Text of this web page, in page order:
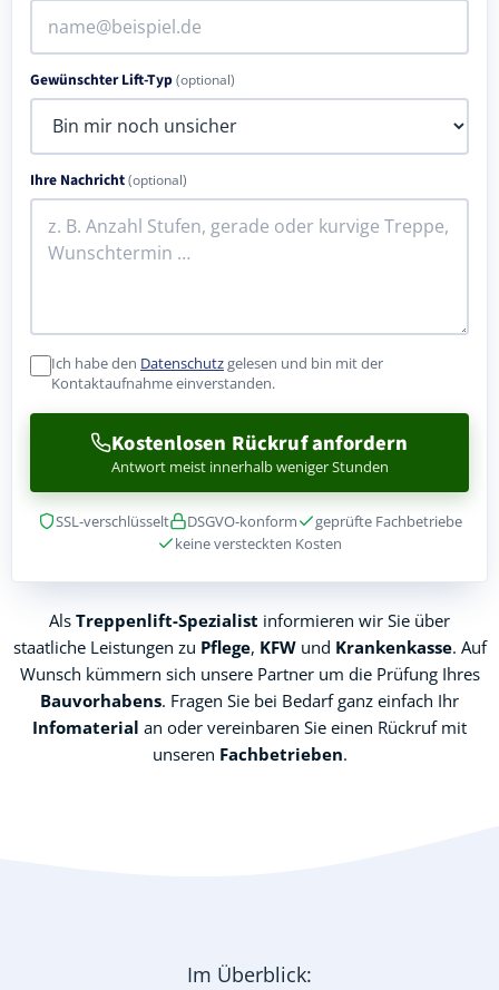
Gewünschter Lift-Typ(optional)
Ihre Nachricht(optional)
Ich habe den Datenschutzgelesen und bin mit der
Kontaktaufnahme einverstanden.
Kostenlosen Rückruf anfordern
Antwort meist innerhalb weniger Stunden
SSL-verschlüsselt DSGVO-konform
geprüfte Fachbetriebe
keine versteckten Kosten
Als Treppenlift-Spezialist informieren wir Sie über
staatliche Leistungen zu Pflege, KFWund Krankenkasse. Auf
Wunsch kümmern sich unsere Partner um die Prüfung Ihres
Bauvorhabens. Fragen Sie bei Bedarf ganz einfach Ihr
Infomaterial an oder vereinbaren Sie einen Rückruf mit
unseren Fachbetrieben.
Im Überblick: